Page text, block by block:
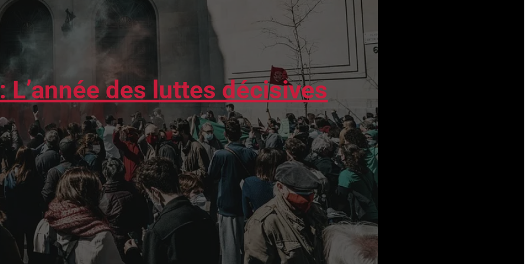
L’année des luttes décisives